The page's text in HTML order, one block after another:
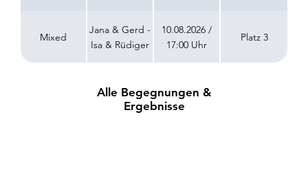
Mixed
Jana & Gerd -
Isa & Rüdiger
10.08.2026 /
17:00 Uhr
Platz 3
Alle Begegnungen &
Ergebnisse